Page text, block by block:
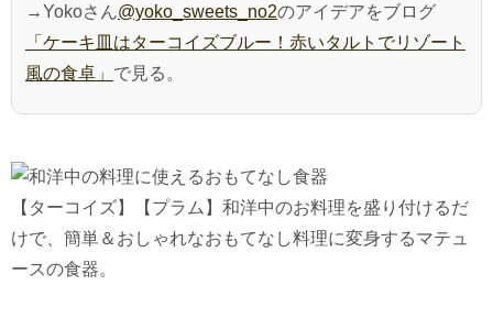
→Yokoさん@yoko_sweets_no2のアイデアをブログ
「ケーキ皿はターコイズブルー！赤いタルトでリゾート
風の食卓」 で見る。
【ターコイズ】【プラム】和洋中のお料理を盛り付けるだ
けで、簡単＆おしゃれなおもてなし料理に変身するマテュ
ースの食器。